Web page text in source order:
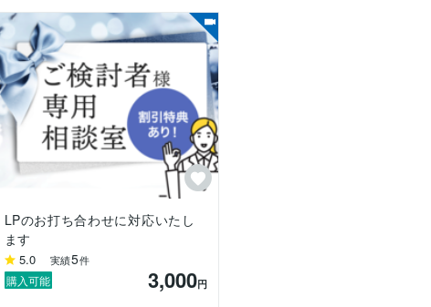
活用し、ユーザーの閲覧状況を確認しながら改善ポイントをご提案しま
トをご提案いたします。
ーアルは対象外となります。
です。
す。
らない」
LPのお打ち合わせに対応いたし
ます
5.0 実績5件
購入可能 3,000円